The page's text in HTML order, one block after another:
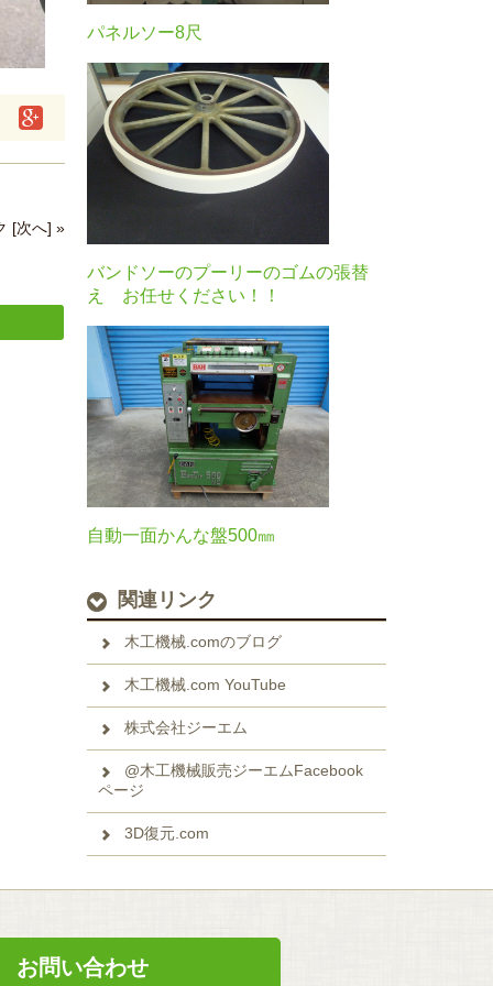
[次へ] »
パネルソー8尺
バンドソーのプーリーのゴムの張替
え お任せください！！
自動一面かんな盤500㎜
関連リンク
木工機械.comのブログ
木工機械.com YouTube
株式会社ジーエム
@木工機械販売ジーエムFacebook
ページ
3D復元.com
お問い合わせ